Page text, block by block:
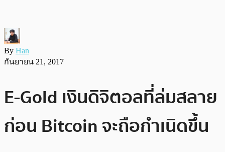
By Han
กันยายน 21, 2017
E-Gold เงินดิจิตอลที่ล่มสลาย
ก่อน Bitcoin จะถือกำเนิดขึ้น